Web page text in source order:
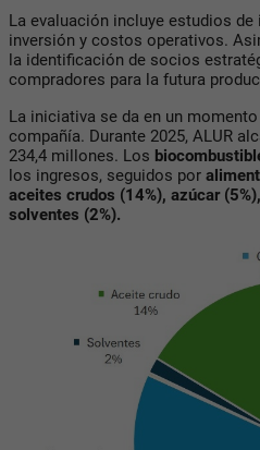
La evaluación incluye estudios
inversión y costos operativos.
la identificación de socios
compradores para la futura
La iniciativa se da en un
compañía. Durante 2025, ALUR
234,4 millones. Los
los ingresos, seguidos por
aceites crudos (14%), azúcar
solventes (2%).